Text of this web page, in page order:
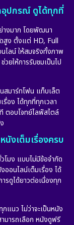
ปกรณ์ ดูได้ทุกที่
างมาก โดยพัฒนา
สูง ตั้งแต่ HD, Full
ไลน์ ให้สมจริงทั้งภาพ
ยให้การรับชมเป็นไป
สมาร์ทโฟน แท็บเล็ต
อง ได้ทุกที่ทุกเวลา
ตอบโจทย์ไลฟ์สไตล์
งเต็มเรื่องครบ
มง แบบไม่มีข้อจำกัด
ออนไลน์เต็มเรื่อง ได้
รดูได้ยาวต่อเนื่องทุก
แนว ไม่ว่าจะเป็นหนัง
มารถเลือก หนังดูฟรี